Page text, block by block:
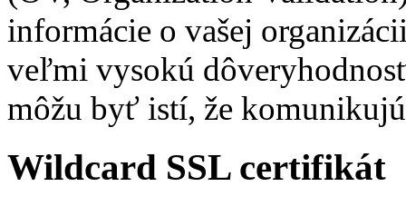
informácie o vašej
veľmi vysokú
môžu byť istí, že
Wildcard SSL certifikát